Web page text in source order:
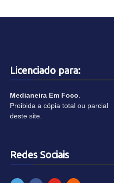
Licenciado para:
Medianeira Em Foco
Proibida a cópia total ou parcial
deste site.
Redes Sociais